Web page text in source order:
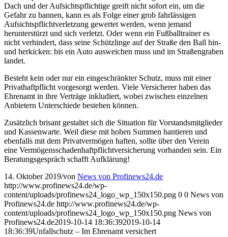
Dach und der Aufsichtspflichtige greift nicht sofort ein, um die
Gefahr zu bannen, kann es als Folge einer grob fahrlässigen
Aufsichtspflichtverletzung gewertet werden, wenn jemand
herunterstürzt und sich verletzt. Oder wenn ein Fußballtrainer es
nicht verhindert, dass seine Schützlinge auf der Straße den Ball hin-
und herkicken: bis ein Auto ausweichen muss und im Straßengraben
landet.
Besteht kein oder nur ein eingeschränkter Schutz, muss mit einer
Privathaftpflicht vorgesorgt werden. Viele Versicherer haben das
Ehrenamt in ihre Verträge inkludiert, wobei zwischen einzelnen
Anbietern Unterschiede bestehen können.
Zusätzlich brisant gestaltet sich die Situation für Vorstandsmitglieder
und Kassenwarte. Weil diese mit hohen Summen hantieren und
ebenfalls mit dem Privatvermögen haften, sollte über den Verein
eine Vermögensschadenhaftpflichtversicherung vorhanden sein. Ein
Beratungsgespräch schafft Aufklärung!
14. Oktober 2019/von News von Profinews24.de
http://www.profinews24.de/wp-
content/uploads/profinews24_logo_wp_150x150.png 0 0 News von
Profinews24.de http://www.profinews24.de/wp-
content/uploads/profinews24_logo_wp_150x150.png News von
Profinews24.de2019-10-14 18:36:392019-10-14
18:36:39Unfallschutz – Im Ehrenamt versichert